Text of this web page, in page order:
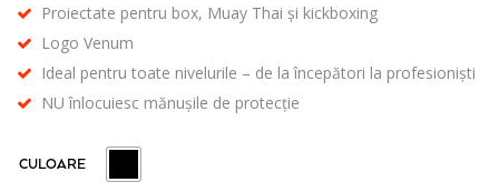
Proiectate pentru box, Muay Thai și kickboxing
Logo Venum
Ideal pentru toate nivelurile – de la începători la profesioniști
NU înlocuiesc mănușile de protecție
CULOARE